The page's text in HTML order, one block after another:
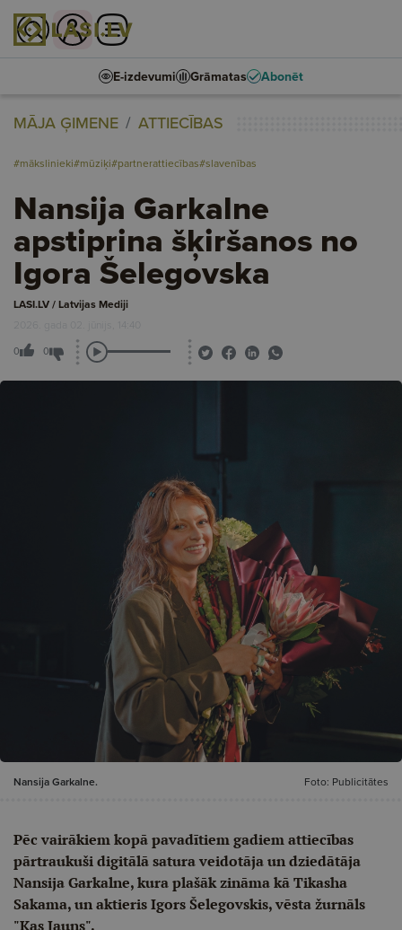
E-izdevumi Grāmatas Abonēt
MĀJA ĢIMENE ATTIECĪBAS
#mākslinieki#mūziķi#partnerattiecības#slavenības
Nansija Garkalne
apstiprina šķiršanos no
Igora Šelegovska
LASI.LV / Latvijas Mediji
2026. gada 02. jūnijs, 14:40
0 0
Nansija Garkalne. Foto: Publicitātes
Pēc vairākiem kopā pavadītiem gadiem attiecības
pārtraukuši digitālā satura veidotāja un dziedātāja
Nansija Garkalne, kura plašāk zināma kā Tikasha
Sakama, un aktieris Igors Šelegovskis, vēsta žurnāls
"Kas Jauns".